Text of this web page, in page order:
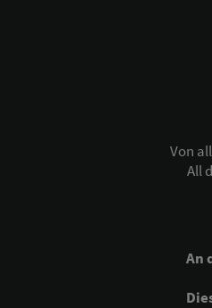
Von
All
An